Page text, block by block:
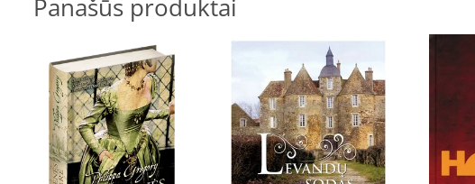
Panašūs produktai